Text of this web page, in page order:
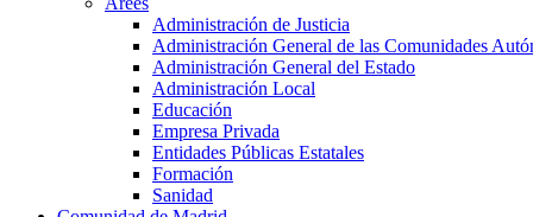
Administración de Justicia
Administración General de las Comunidades
Administración General del Estado
Administración Local
Educación
Empresa Privada
Entidades Públicas Estatales
Formación
Sanidad